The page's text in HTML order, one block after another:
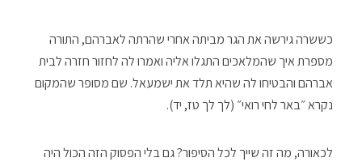
כששרה גירשה את הגר מביתה אחרי שהרתה לאברהם, התורה
מספרת איך שהמלאכים התגלו אליה ואמרו לה לחזור חזרה לבית
אברהם והבטיחו לה שהיא תלד את ישמעאל. שם מסופר שהמקום
נקרא ״באר לחי רואי״ (לך לך טז, יד).
לכאורה, מה זה שייך לכל הסיפור? גם בלי הפסוק הזה הכול היה